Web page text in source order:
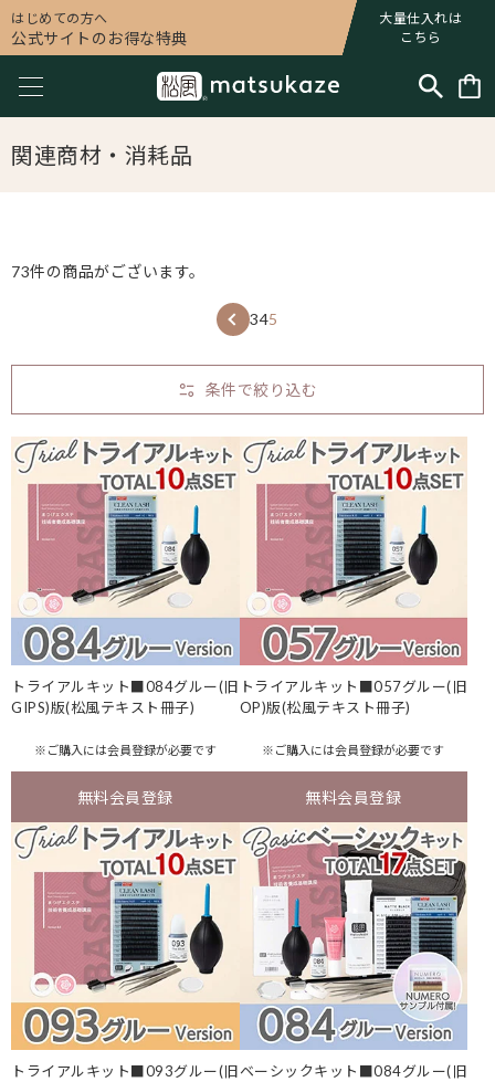
はじめての方へ
公式サイトのお得な特典
大量仕入れは
こちら
関連商材・消耗品
73件の商品がございます。
345
条件で絞り込む
トライアルキット■084グルー(旧
GIPS)版(松風テキスト冊子)
※ご購入には会員登録が必要です
無料会員登録
トライアルキット■057グルー(旧
OP)版(松風テキスト冊子)
※ご購入には会員登録が必要です
無料会員登録
トライアルキット■093グルー(旧ベーシックキット■084グルー(旧